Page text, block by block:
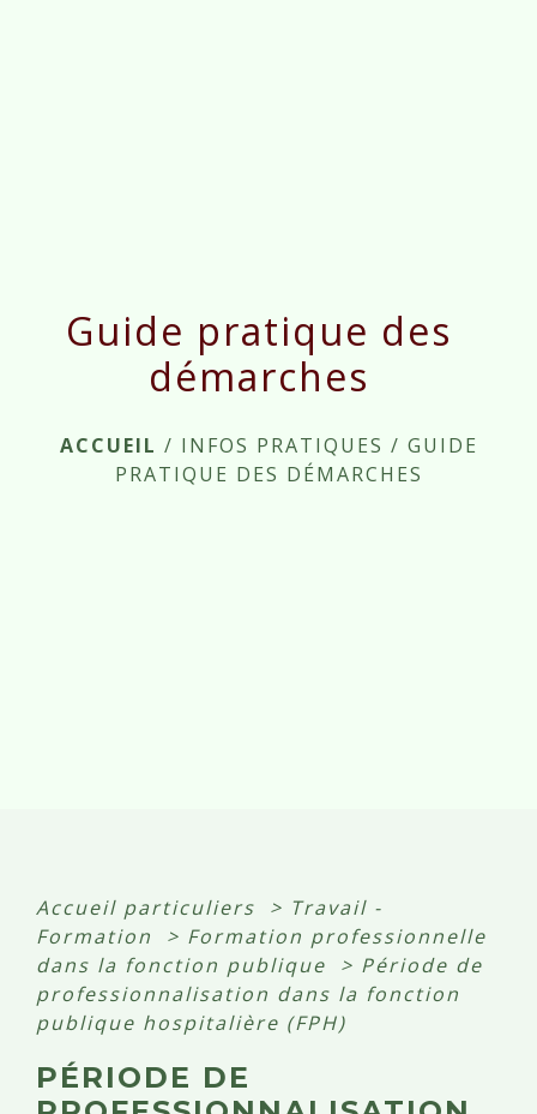
Guide pratique des
démarches
ACCUEIL / INFOS PRATIQUES / GUIDE
PRATIQUE DES DÉMARCHES
Accueil particuliers > Travail -
Formation
> Formation professionnelle
dans la fonction publique
> Période de
professionnalisation dans la fonction
publique hospitalière (FPH)
PÉRIODE DE